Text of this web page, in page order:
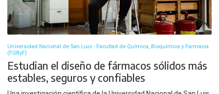
Universidad Nacional de San Luis - Facultad de Química, Bioquímica y Farmacia
(FQByF)
Estudian el diseño de fármacos sólidos más
estables, seguros y confiables